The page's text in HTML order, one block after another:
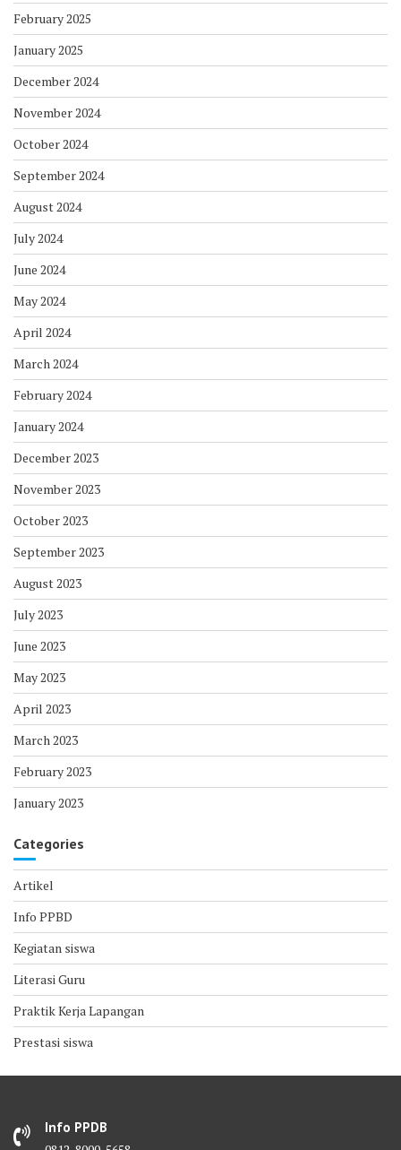
February 2025
January 2025
December 2024
November 2024
October 2024
September 2024
August 2024
July 2024
June 2024
May 2024
April 2024
March 2024
February 2024
January 2024
December 2023
November 2023
October 2023
September 2023
August 2023
July 2023
June 2023
May 2023
April 2023
March 2023
February 2023
January 2023
Categories
Artikel
Info PPBD
Kegiatan siswa
Literasi Guru
Praktik Kerja Lapangan
Prestasi siswa
Info PPDB